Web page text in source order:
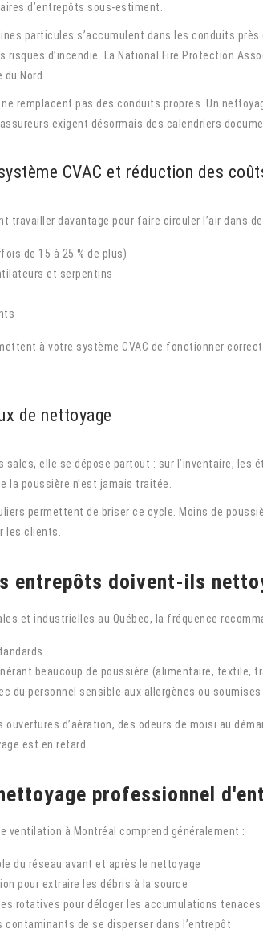
d’entrepôts sous-estiment.
particules s’accumulent dans les conduits
risques d’incendie. La National Fire Protection
Nord.
remplacent pas des conduits propres. Un
exigent désormais des calendriers
CVAC et réduction des
travailler davantage pour faire circuler l’air dans
de 15 à 25 % de plus)
et serpentins
à votre système CVAC de fonctionner
de nettoyage
sales, elle se dépose partout : sur l’inventaire,
la poussière n’est jamais traitée.
permettent de briser ce cycle. Moins de
les clients.
entrepôts doivent-ils
et industrielles au Québec, la fréquence
beaucoup de poussière (alimentaire, textile,
du personnel sensible aux allergènes ou
ouvertures d’aération, des odeurs de moisi au
est en retard.
professionnel
ventilation à Montréal comprend généralement :
du réseau avant et après le nettoyage
pour extraire les débris à la source
rotatives pour déloger les accumulations tenaces
contaminants de se disperser dans l’entrepôt